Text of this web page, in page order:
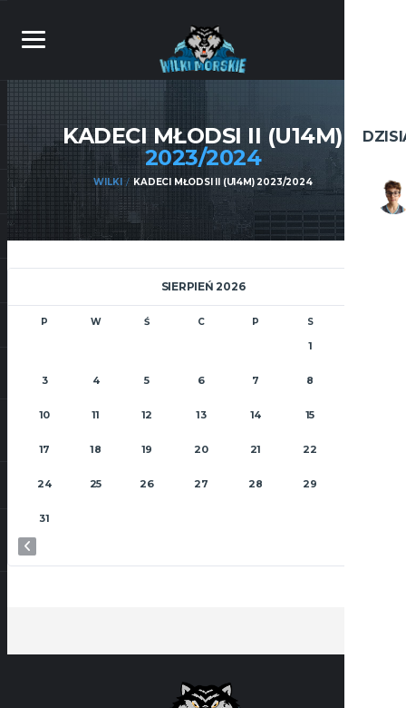
KADECI MŁODSI II (U14M)
2023/2024
WILKI KADECI MŁODSI II (U14M) 2023/2024
SIERPIEŃ 2026
P W Ś C P S
1
3 4 5 6 7 8
10 11 12 13 14 15
17 18 19 20 21 22
24 25 26 27 28 29
31